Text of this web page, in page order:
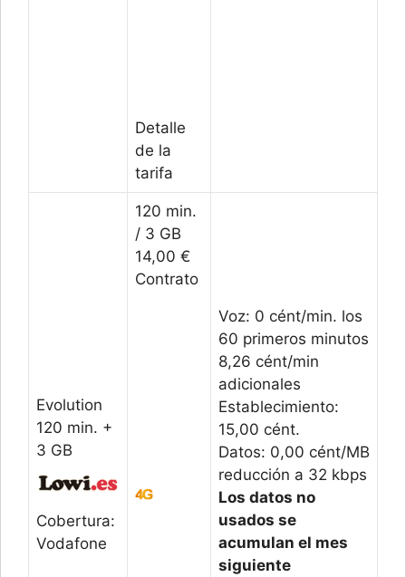
Detalle
de la
tarifa
Evolution
120 min. +
3 GB
Cobertura:
Vodafone
120 min.
/ 3 GB
14,00 €
Contrato
Voz: 0 cént/min. los
60 primeros minutos
8,26 cént/min
adicionales
Establecimiento:
15,00 cént.
Datos: 0,00 cént/MB
reducción a 32 kbps
Los datos no
usados se
acumulan el mes
siguiente